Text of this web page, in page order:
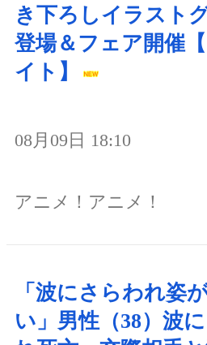
き下ろしイラスト
登場＆フェア開催
イト】
08月09日 18:10
アニメ！アニメ！
「波にさらわれ姿
い」男性（38）波